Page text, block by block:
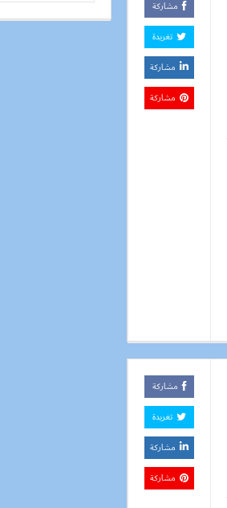
مشاركة
تغريدة
مشاركة
مشاركة
مشاركة
تغريدة
مشاركة
مشاركة